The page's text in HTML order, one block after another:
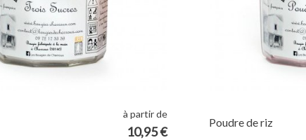
à partir de
10,95 €
Poudre de riz